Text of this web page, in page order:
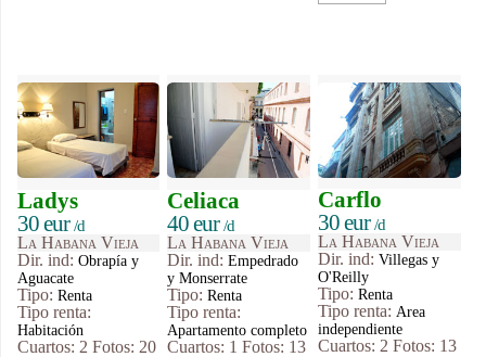
Ladys
30 eur/d
La Habana Vieja
Dir. ind: Obrapía y
Aguacate
Tipo: Renta
Tipo renta:
Habitación
Cuartos: 2 Fotos: 20
Celiaca
40 eur/d
La Habana Vieja
Dir. ind:Empedrado
y Monserrate
Tipo:Renta
Tipo renta:
Apartamento completo
Cuartos: 1 Fotos: 13
Carflo
30 eur/d
La Habana Vieja
Dir. ind:Villegas y
O'Reilly
Tipo:Renta
Tipo renta: Area
independiente
Cuartos: 2 Fotos: 13